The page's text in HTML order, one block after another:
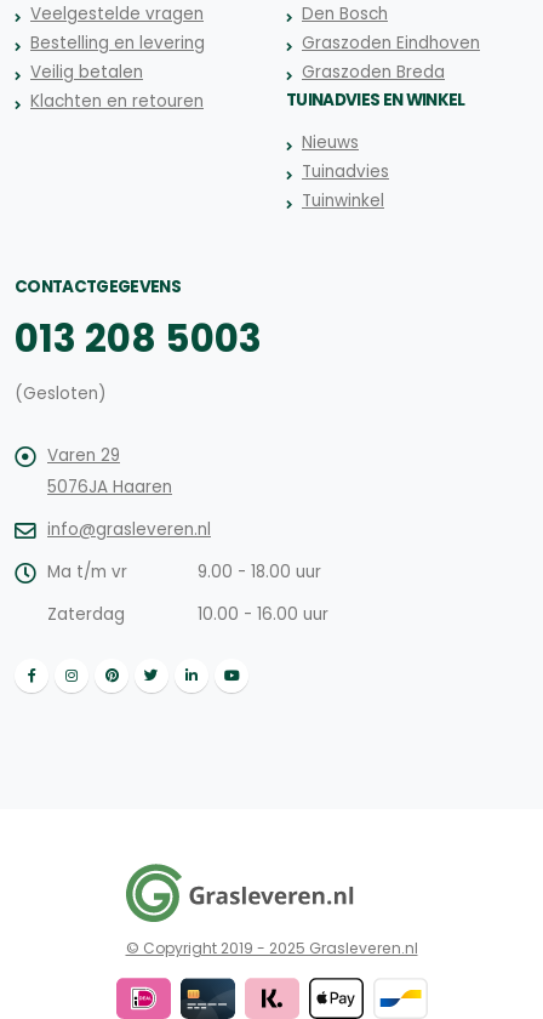
Veelgestelde vragen
Bestelling en levering
Veilig betalen
Klachten en retouren
Den Bosch
Graszoden Eindhoven
Graszoden Breda
TUINADVIES EN WINKEL
Nieuws
Tuinadvies
Tuinwinkel
CONTACTGEGEVENS
013 208 5003
(Gesloten)
Varen 29
5076JA Haaren
info@grasleveren.nl
Ma t/m vr
9.00 - 18.00 uur
Zaterdag
10.00 - 16.00 uur
© Copyright 2019 - 2025 Grasleveren.nl